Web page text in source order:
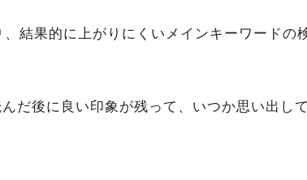
結果的に上がりにくいメインキーワードの
だ後に良い印象が残って、いつか思い出し